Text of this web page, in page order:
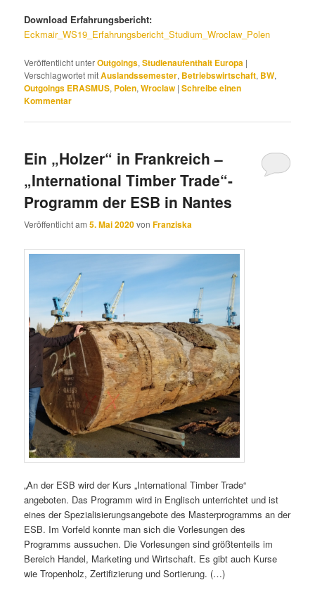
Download Erfahrungsbericht:
Eckmair_WS19_Erfahrungsbericht_Studium_Wroclaw_Polen
Veröffentlicht unterOutgoings,Studienaufenthalt Europa |
Verschlagwortet mitAuslandssemester, Betriebswirtschaft, BW,
Outgoings ERASMUS, Polen,Wroclaw |Schreibe einen
Kommentar
Ein „Holzer“ in Frankreich –
„International Timber Trade“-
Programm der ESB in Nantes
Veröffentlicht am5. Mai 2020vonFranziska
„An der ESB wird der Kurs „International Timber Trade“
angeboten. Das Programm wird in Englisch unterrichtet und ist
eines der Spezialisierungsangebote des Masterprogramms an der
ESB. Im Vorfeld konnte man sich die Vorlesungen des
Programms aussuchen. Die Vorlesungen sind größtenteils im
Bereich Handel, Marketing und Wirtschaft. Es gibt auch Kurse
wie Tropenholz, Zertifizierung und Sortierung. (…)